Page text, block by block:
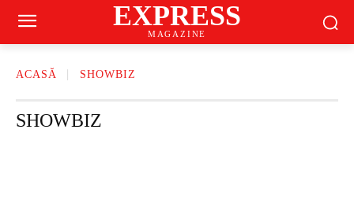
EXPRESS
MAGAZINE
ACASĂ SHOWBIZ
SHOWBIZ